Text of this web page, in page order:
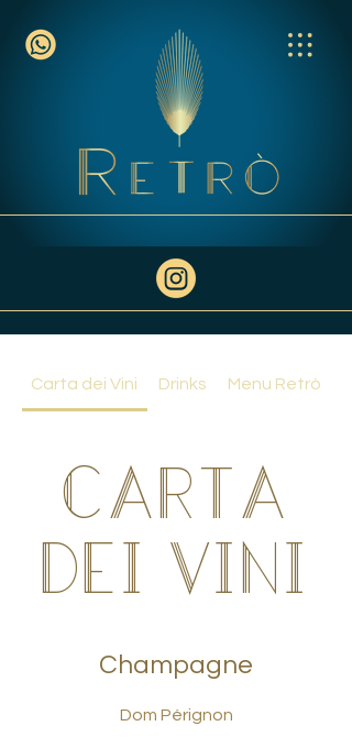
Carta dei Vini Drinks Menu Retrò
Carta
dei Vini
Champagne
Dom Pérignon